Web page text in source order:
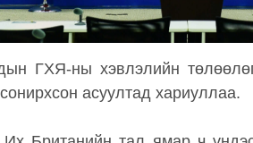
ГХЯ-ны хэвлэлийн
асуултад хариуллаа.